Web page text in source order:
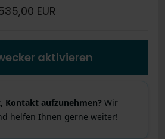
EUR
aktivieren
Kontakt aufzunehmen? Wir
helfen Ihnen gerne weiter!